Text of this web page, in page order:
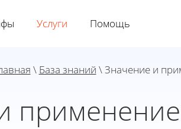
Услуги Помощь
\ База знаний \ Значение и